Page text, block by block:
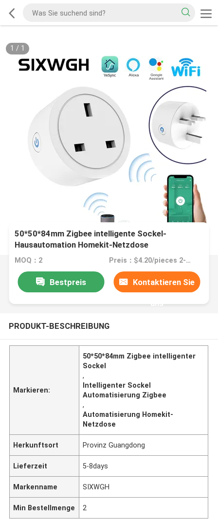
1 / 1
50*50*84mm Zigbee intelligente Sockel-
Hausautomation Homekit-Netzdose
MOQ：2 Preis：$4.20/pieces 2-498 pieces
Bestpreis Kontaktieren Sie
uns
PRODUKT-BESCHREIBUNG
Markieren:
50*50*84mm Zigbee intelligenter
Sockel
,
Intelligenter Sockel
Automatisierung Zigbee
,
Automatisierung Homekit-
Netzdose
Herkunftsort Provinz Guangdong
Lieferzeit 5-8days
Markenname SIXWGH
Min Bestellmenge 2